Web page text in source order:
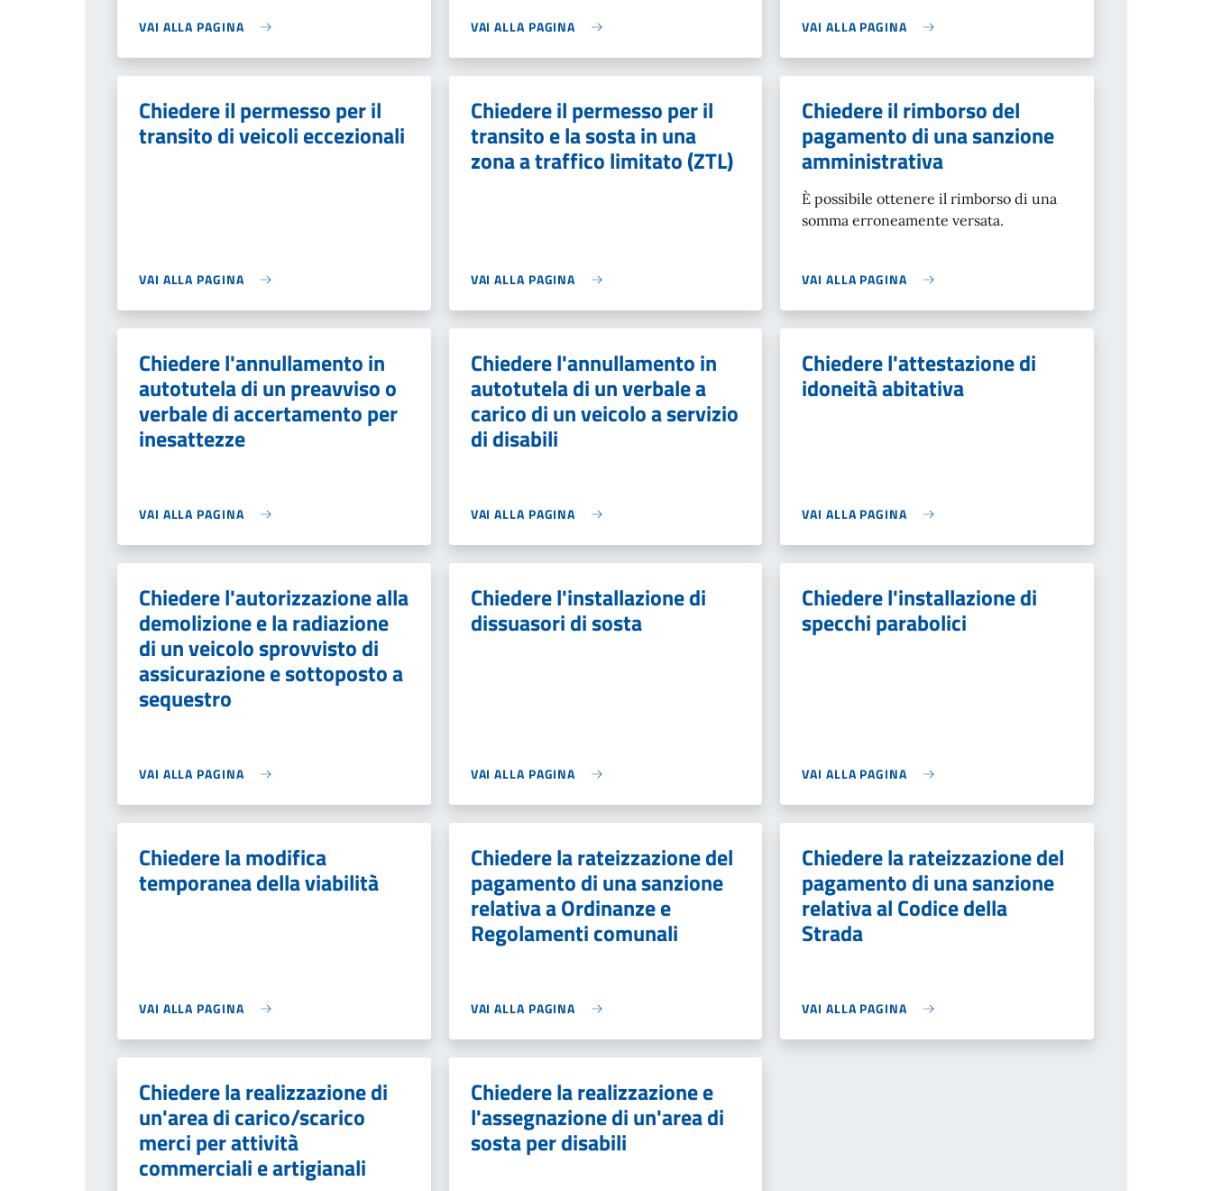
VAI ALLA PAGINA VAI ALLA PAGINA VAI ALLA PAGINA
Chiedere il permesso per il
transito di veicoli eccezionali
VAI ALLA PAGINA
Chiedere il permesso per il
transito e la sosta in una
zona a traffico limitato (ZTL)
VAI ALLA PAGINA
Chiedere il rimborso del
pagamento di una sanzione
amministrativa
È possibile ottenere il rimborso di una
somma erroneamente versata.
VAI ALLA PAGINA
Chiedere l'annullamento in
autotutela di un preavviso o
verbale di accertamento per
inesattezze
VAI ALLA PAGINA
Chiedere l'annullamento in
autotutela di un verbale a
carico di un veicolo a servizio
di disabili
VAI ALLA PAGINA
Chiedere l'attestazione di
idoneità abitativa
VAI ALLA PAGINA
Chiedere l'autorizzazione alla
demolizione e la radiazione
di un veicolo sprovvisto di
assicurazione e sottoposto a
sequestro
VAI ALLA PAGINA
Chiedere l'installazione di
dissuasori di sosta
VAI ALLA PAGINA
Chiedere l'installazione di
specchi parabolici
VAI ALLA PAGINA
Chiedere la modifica
temporanea della viabilità
VAI ALLA PAGINA
Chiedere la rateizzazione del
pagamento di una sanzione
relativa a Ordinanze e
Regolamenti comunali
VAI ALLA PAGINA
Chiedere la rateizzazione del
pagamento di una sanzione
relativa al Codice della
Strada
VAI ALLA PAGINA
Chiedere la realizzazione di
un'area di carico/scarico
merci per attività
commerciali e artigianali
Chiedere la realizzazione e
l'assegnazione di un'area di
sosta per disabili